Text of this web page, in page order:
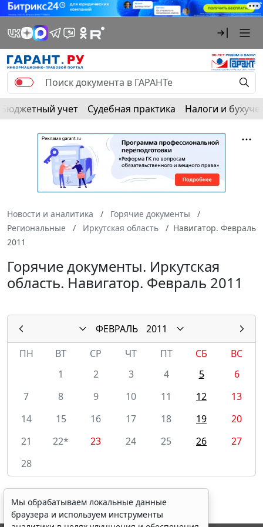
Бюджетный учет Судебная практика Налоги и
Новости и аналитика
Горячие документы
Региональные
Иркутская область
Навигатор. Февраль
2011
Горячие документы. Иркутская
область. Навигатор. Февраль 2011
ФЕВРАЛЬ
2011
ПН
ВТ СР ЧТ ПТ СБ
ВС
1
2 3 4 5
6
7
8 9 10 11 12
13
14
15 16 17 18 19
20
21
22* 23 24 25 26
27
28
Мы обрабатываем локальные данные
браузера и используем инструменты